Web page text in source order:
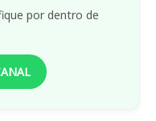
por dentro de